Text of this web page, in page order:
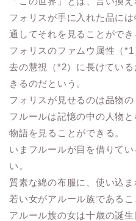
フォリスが手に入れた品に
通してそれを見ることができ
フォリスのファムウ属性（
去の慧視（*2）に長けてい
きるのだという。
フォリスが見せるのは品物の
フルールは記憶の中の人物
物語を見ることができる。
いまフルールが目を借りて
い。
質素な綿の布服に、使い込
若い女がアルール族であるこ
アルール族の女は十歳の誕